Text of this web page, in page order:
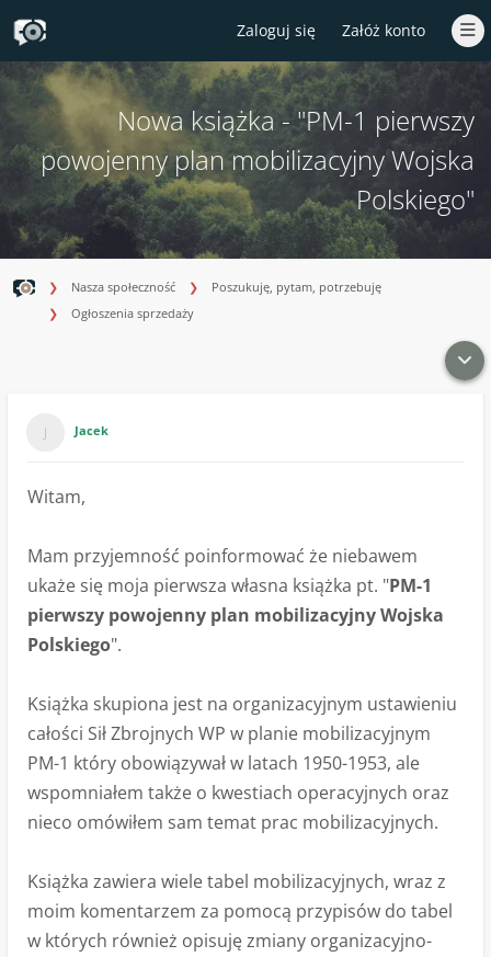
Zaloguj się Załóż konto
Nowa książka - "PM-1 pierwszy
powojenny plan mobilizacyjny Wojska
Polskiego"
Nasza społeczność
Poszukuję, pytam, potrzebuję
Ogłoszenia sprzedaży
Jacek
Witam,
Mam przyjemność poinformować że niebawem
ukaże się moja pierwsza własna książka pt. "PM-1
pierwszy powojenny plan mobilizacyjny Wojska
Polskiego".
Książka skupiona jest na organizacyjnym ustawieniu
całości Sił Zbrojnych WP w planie mobilizacyjnym
PM-1 który obowiązywał w latach 1950-1953, ale
wspomniałem także o kwestiach operacyjnych oraz
nieco omówiłem sam temat prac mobilizacyjnych.
Książka zawiera wiele tabel mobilizacyjnych, wraz z
moim komentarzem za pomocą przypisów do tabel
w których również opisuję zmiany organizacyjno-